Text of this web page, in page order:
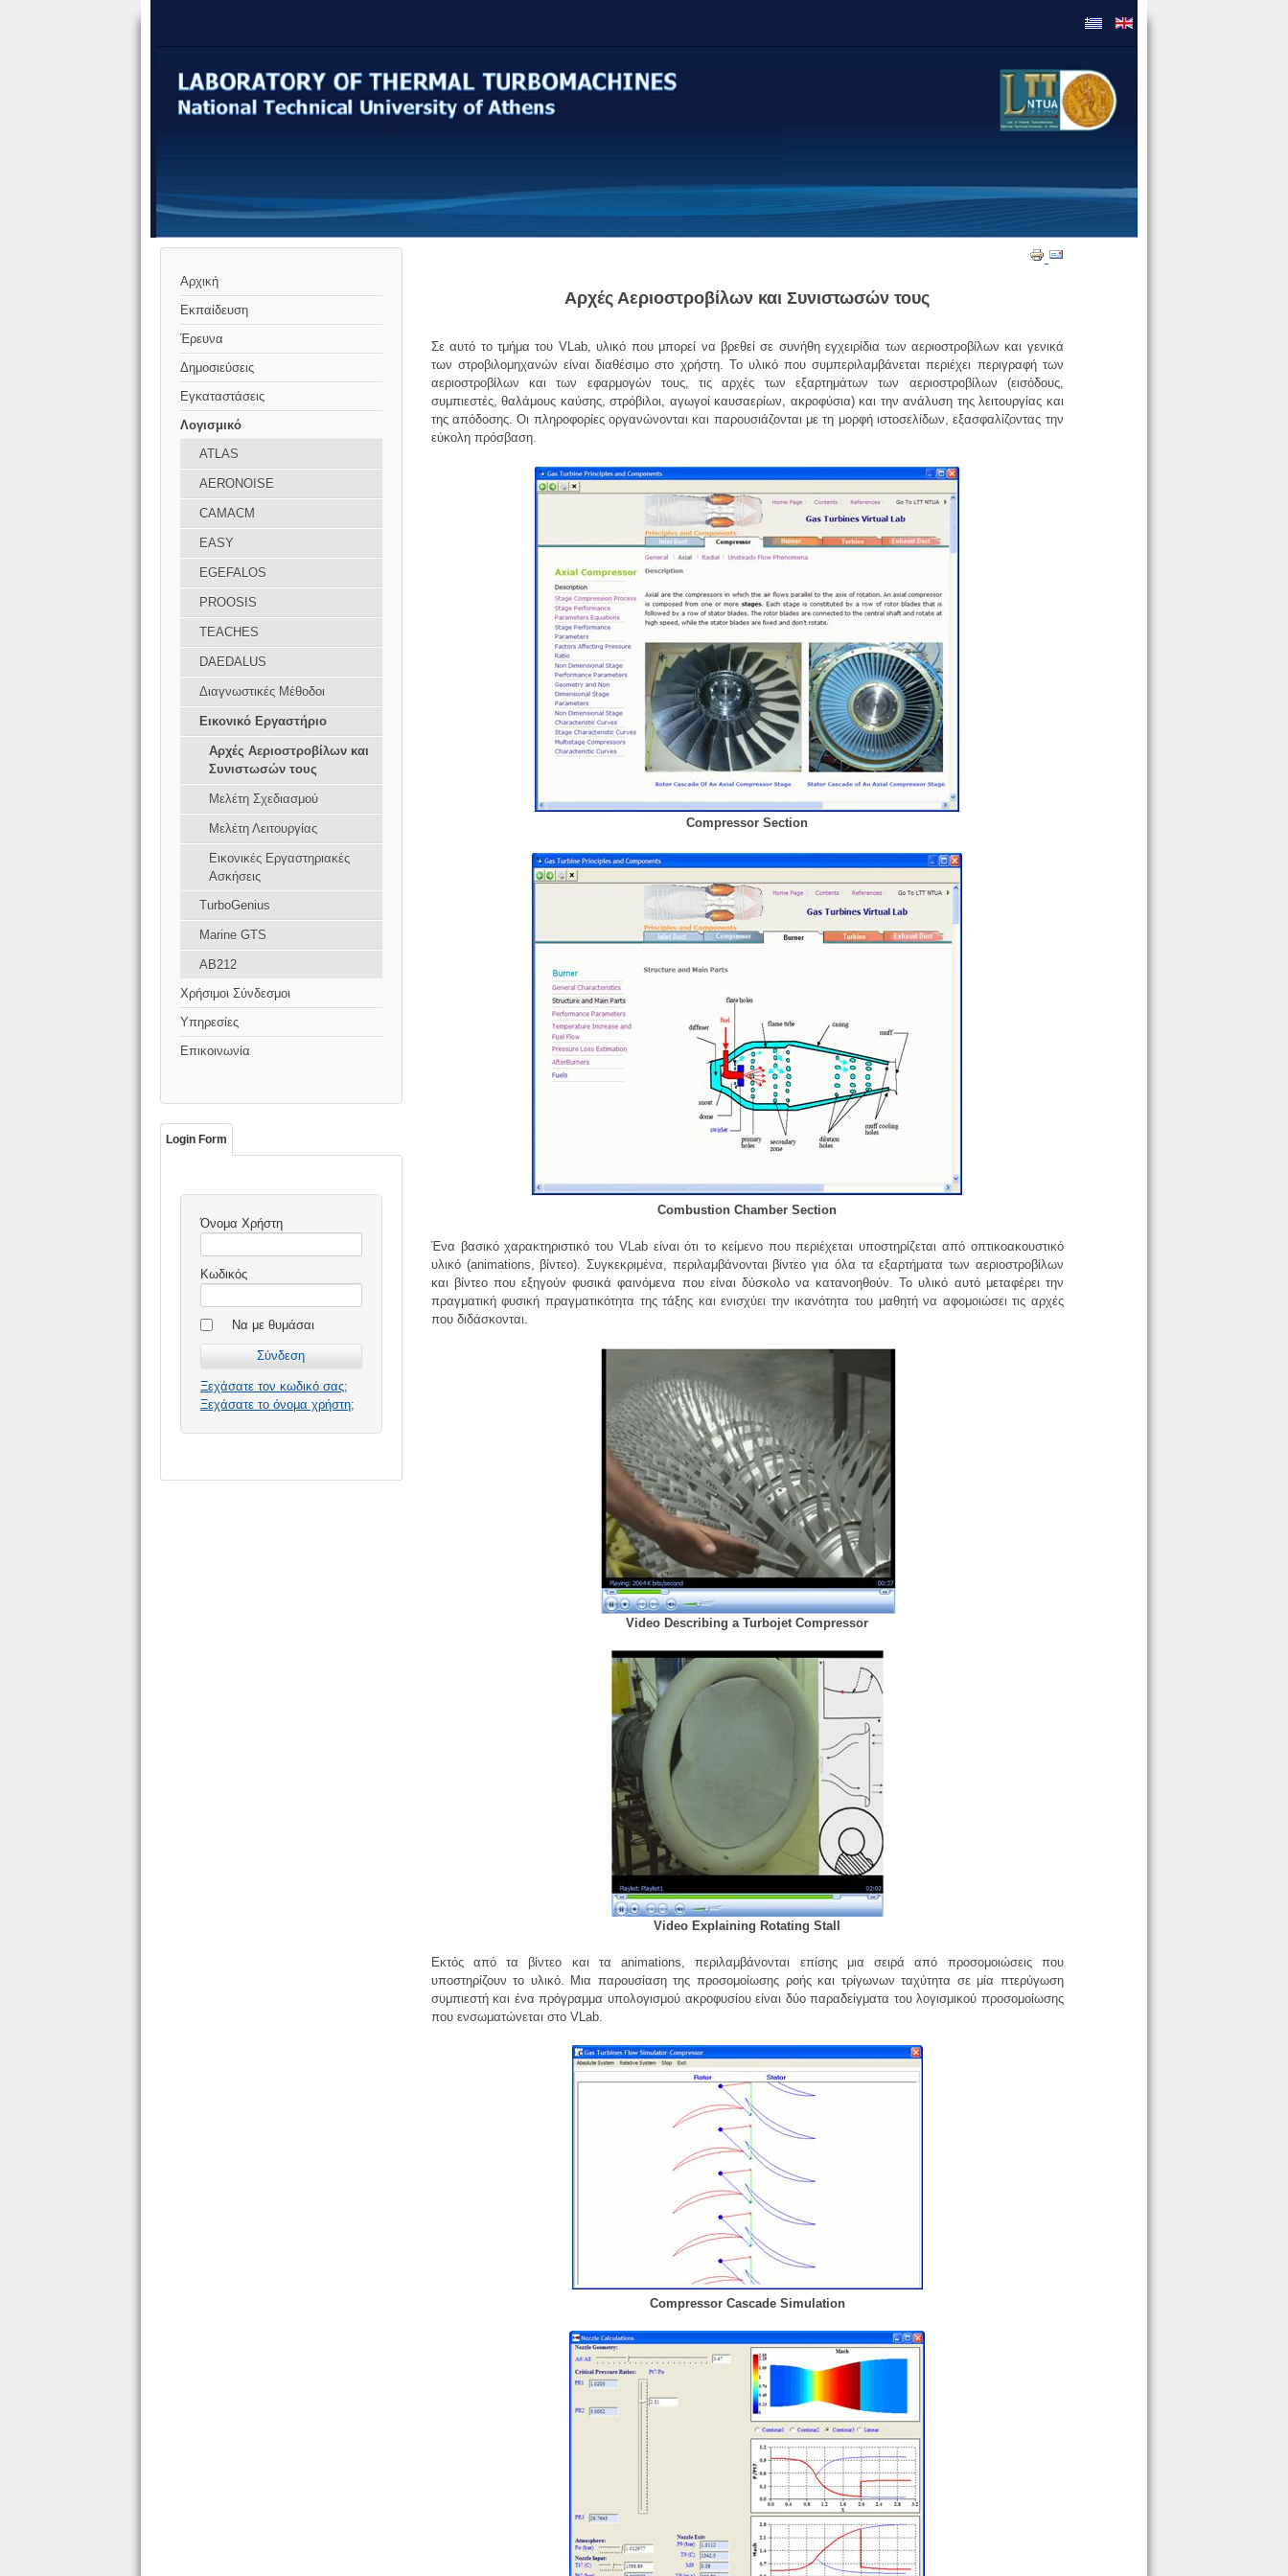
Αρχική
Εκπαίδευση
Έρευνα
Δημοσιεύσεις
Εγκαταστάσεις
Λογισμικό
ATLAS
AERONOISE
CAMACM
EASY
EGEFALOS
PROOSIS
TEACHES
DAEDALUS
Διαγνωστικές Μέθοδοι
Εικονικό Εργαστήριο
Αρχές Αεριοστροβίλων και
Συνιστωσών τους
Μελέτη Σχεδιασμού
Μελέτη Λειτουργίας
Εικονικές Εργαστηριακές
Ασκήσεις
TurboGenius
Marine GTS
AB212
Χρήσιμοι Σύνδεσμοι
Υπηρεσίες
Επικοινωνία
Login Form
Όνομα Χρήστη
Κωδικός
Να με θυμάσαι
Ξεχάσατε τον κωδικό σας;
Ξεχάσατε το όνομα χρήστη;
Αρχές Αεριοστροβίλων και Συνιστωσών τους
Σε αυτό το τμήμα του VLab, υλικό που μπορεί να βρεθεί σε συνήθη εγχειρίδια των αεριοστροβίλων και γενικά
των στροβιλομηχανών είναι διαθέσιμο στο χρήστη. Το υλικό που συμπεριλαμβάνεται περιέχει περιγραφή των
αεριοστροβίλων και των εφαρμογών τους, τις αρχές των εξαρτημάτων των αεριοστροβίλων (εισόδους,
συμπιεστές, θαλάμους καύσης, στρόβιλοι, αγωγοί καυσαερίων, ακροφύσια) και την ανάλυση της λειτουργίας και
της απόδοσης. Οι πληροφορίες οργανώνονται και παρουσιάζονται με τη μορφή ιστοσελίδων, εξασφαλίζοντας την
εύκολη πρόσβαση.
Compressor Section
Combustion Chamber Section
Ένα βασικό χαρακτηριστικό του VLab είναι ότι το κείμενο που περιέχεται υποστηρίζεται από οπτικοακουστικό
υλικό (animations, βίντεο). Συγκεκριμένα, περιλαμβάνονται βίντεο για όλα τα εξαρτήματα των αεριοστροβίλων
και βίντεο που εξηγούν φυσικά φαινόμενα που είναι δύσκολο να κατανοηθούν. Το υλικό αυτό μεταφέρει την
πραγματική φυσική πραγματικότητα της τάξης και ενισχύει την ικανότητα του μαθητή να αφομοιώσει τις αρχές
που διδάσκονται.
Video Describing a Turbojet Compressor
Video Explaining Rotating Stall
Εκτός από τα βίντεο και τα animations, περιλαμβάνονται επίσης μια σειρά από προσομοιώσεις που
υποστηρίζουν το υλικό. Μια παρουσίαση της προσομοίωσης ροής και τρίγωνων ταχύτητα σε μία πτερύγωση
συμπιεστή και ένα πρόγραμμα υπολογισμού ακροφυσίου είναι δύο παραδείγματα του λογισμικού προσομοίωσης
που ενσωματώνεται στο VLab.
Compressor Cascade Simulation